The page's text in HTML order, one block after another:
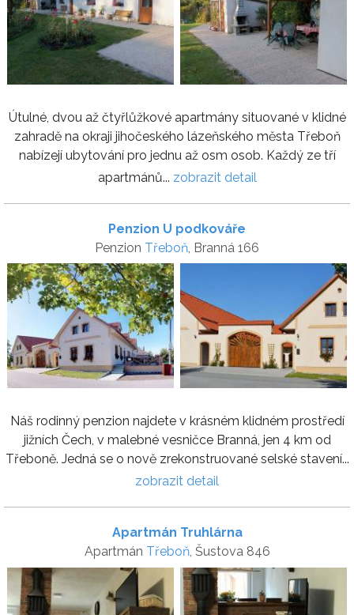
Útulné, dvou až čtyřlůžkové apartmány situované v klidné
zahradě na okraji jihočeského lázeňského města Třeboň
nabízejí ubytování pro jednu až osm osob. Každý ze tří
apartmánů... zobrazit detail
Penzion U podkováře
Penzion Třeboň, Branná 166
Náš rodinný penzion najdete v krásném klidném prostředí
jižních Čech, v malebné vesničce Branná, jen 4 km od
Třeboně. Jedná se o nově zrekonstruované selské stavení...
zobrazit detail
Apartmán Truhlárna
Apartmán Třeboň, Šustova 846